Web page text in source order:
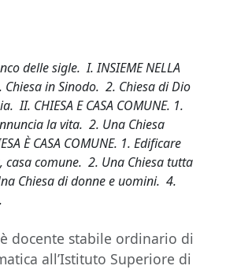
delle sigle. I.INSIEME NELLA
Chiesa in Sinodo. 2. Chiesa di Dio
II. CHIESA E CASA COMUNE. 1.
la vita. 2. Una Chiesa
È CASA COMUNE. 1. Edificare
casa comune. 2. Una Chiesa tutta
Chiesa di donne e uomini. 4.
.
docente stabile ordinario di
all’Istituto Superiore di